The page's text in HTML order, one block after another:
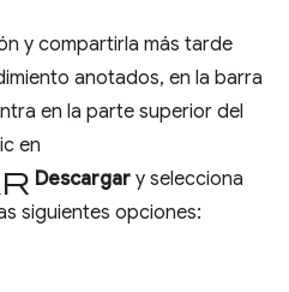
y compartirla más tarde
anotados, en la barra
en la parte superior del
en
Descargar y selecciona
siguientes opciones: